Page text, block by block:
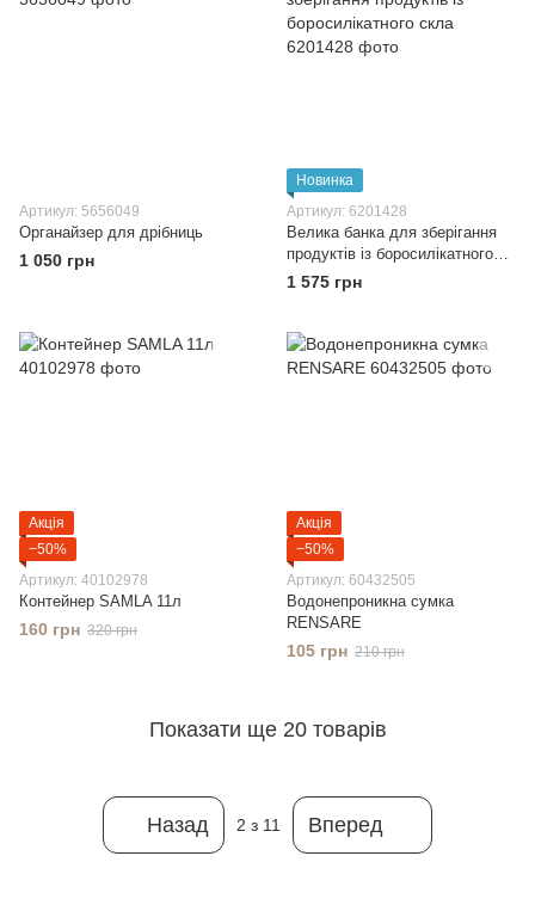
Артикул: 5656049
Органайзер для дрібниць
1 050 грн
Новинка
Артикул: 6201428
Велика банка для зберігання
продуктів із боросилікатного
скла
1 575 грн
Акція
−50%
Артикул: 40102978
Контейнер SAMLA 11л
160 грн 320 грн
Акція
−50%
Артикул: 60432505
Водонепроникна сумка
RENSARE
105 грн 210 грн
Показати ще 20 товарів
Назад 2 з 11 Вперед